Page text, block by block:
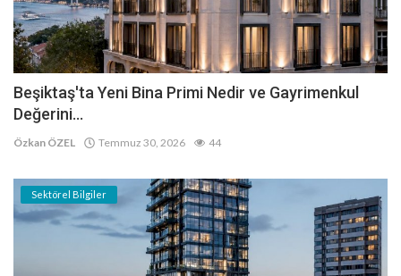
Beşiktaş'ta Yeni Bina Primi Nedir ve Gayrimenkul
Değerini...
Özkan ÖZEL Temmuz 30, 2026 44
Sektörel Bilgiler